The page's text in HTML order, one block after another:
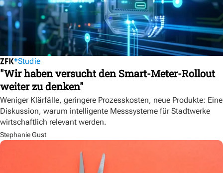
Studie
"Wir haben versucht den Smart-Meter-Rollout
weiter zu denken"
Weniger Klärfälle, geringere Prozesskosten, neue Produkte: Eine
Diskussion, warum intelligente Messsysteme für Stadtwerke
wirtschaftlich relevant werden.
Stephanie Gust